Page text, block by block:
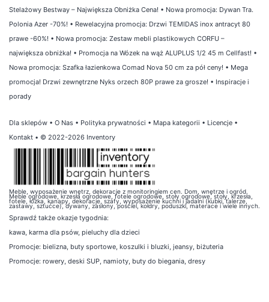
Stelażowy Bestway – Największa Obniżka Cena! • Nowa promocja: Dywan Tra.
Polonia Azer -70%! • Rewelacyjna promocja: Drzwi TEMIDAS inox antracyt 80
prawe -60%! • Nowa promocja: Zestaw mebli plastikowych CORFU –
największa obniżka! • Promocja na Wózek na wąż ALUPLUS 1/2 45 m Cellfast! •
Nowa promocja: Szafka łazienkowa Comad Nova 50 cm za pół ceny! • Mega
promocja! Drzwi zewnętrzne Nyks orzech 80P prawe za grosze! • Inspiracje i
porady
Dla sklepów • O Nas • Polityka prywatności • Mapa kategorii • Licencje •
Kontakt • © 2022-2026 Inventory
Meble, wyposażenie wnętrz, dekoracje z monitoringiem cen. Dom, wnętrze i ogród.
Meble ogrodowe, krzesła ogrodowe, fotele ogrodowe, stoły ogrodowe, stoły, krzesła,
fotele, łóżka, kanapy, dekoracje, szafy, wyposażenie kuchni i jadalni (kubki, talerze,
zastawy, sztućce), dywany, zasłony, pościel, kołdry, poduszki, materace i wiele innych.
Sprawdź także okazje tygodnia:
kawa, karma dla psów, pieluchy dla dzieci
Promocje: bielizna, buty sportowe, koszulki i bluzki, jeansy, biżuteria
Promocje: rowery, deski SUP, namioty, buty do biegania, dresy